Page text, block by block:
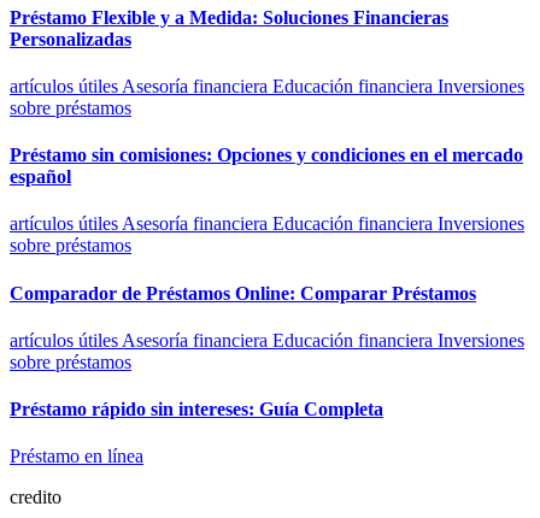
Préstamo Flexible y a Medida: Soluciones Financieras
Personalizadas
artículos útiles Asesoría financiera Educación financiera Inversiones
sobre préstamos
Préstamo sin comisiones: Opciones y condiciones en el mercado
español
artículos útiles Asesoría financiera Educación financiera Inversiones
sobre préstamos
Comparador de Préstamos Online: Comparar Préstamos
artículos útiles Asesoría financiera Educación financiera Inversiones
sobre préstamos
Préstamo rápido sin intereses: Guía Completa
Préstamo en línea
credito